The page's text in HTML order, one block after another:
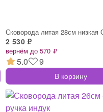
2 530 ₽
вернём до 570 ₽
5.0 9
В корзину